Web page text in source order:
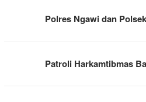
Polres Ngawi dan
Patroli Harkamtibmas